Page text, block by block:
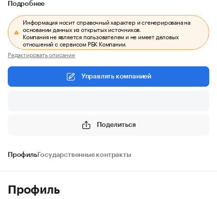
Подробнее
Информация носит справочный характер и сгенерирована на
основании данных из открытых источников.
Компания не является пользователем и не имеет деловых
отношений с сервисом РБК Компании.
Редактировать описание
Управлять компанией
Поделиться
ПрофильГосударственные контракты
Профиль